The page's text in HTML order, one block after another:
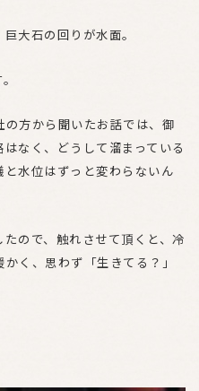
大石の回りが水面。
方から聞いたお話では、御
なく、どうして溜まっている
水位はずっと変わらないん
ので、触れさせて頂くと、冷
く、思わず「生きてる？」